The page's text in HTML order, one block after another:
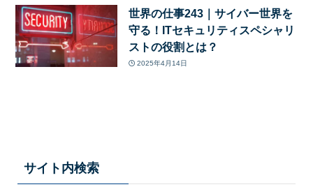
世界の仕事243｜サイバー世界を
守る！ITセキュリティスペシャリ
ストの役割とは？
2025年4月14日
サイト内検索